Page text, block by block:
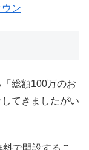
総額100万のお
てきましたがい